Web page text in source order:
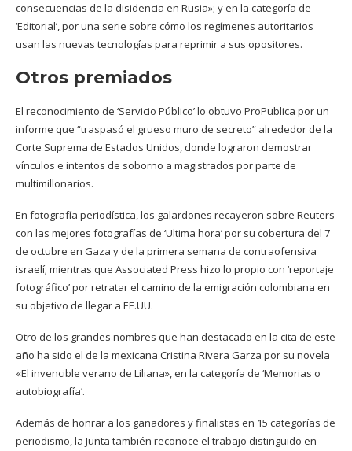
consecuencias de la disidencia en Rusia»; y en la categoría de
‘Editorial’, por una serie sobre cómo los regímenes autoritarios
usan las nuevas tecnologías para reprimir a sus opositores.
Otros premiados
El reconocimiento de ‘Servicio Público’ lo obtuvo ProPublica por un
informe que “traspasó el grueso muro de secreto” alrededor de la
Corte Suprema de Estados Unidos, donde lograron demostrar
vínculos e intentos de soborno a magistrados por parte de
multimillonarios.
En fotografía periodística, los galardones recayeron sobre Reuters
con las mejores fotografías de ‘Ultima hora’ por su cobertura del 7
de octubre en Gaza y de la primera semana de contraofensiva
israelí; mientras que Associated Press hizo lo propio con ‘reportaje
fotográfico’ por retratar el camino de la emigración colombiana en
su objetivo de llegar a EE.UU.
Otro de los grandes nombres que han destacado en la cita de este
año ha sido el de la mexicana Cristina Rivera Garza por su novela
«El invencible verano de Liliana», en la categoría de ‘Memorias o
autobiografía’.
Además de honrar a los ganadores y finalistas en 15 categorías de
periodismo, la Junta también reconoce el trabajo distinguido en